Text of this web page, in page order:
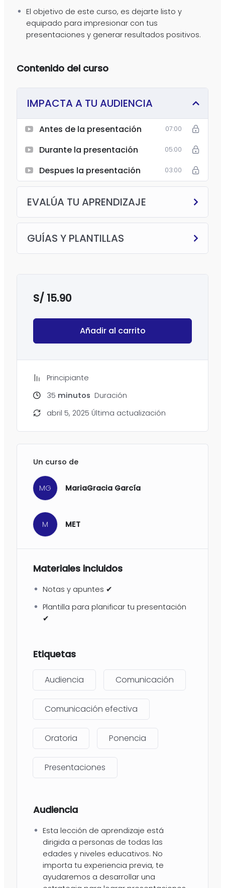
El objetivo de este curso, es dejarte listo y
equipado para impresionar con tus
presentaciones y generar resultados positivos.
Contenido del curso
IMPACTA A TU AUDIENCIA
Antes de la presentación 07:00
Durante la presentación 05:00
Despues la presentación 03:00
EVALÚA TU APRENDIZAJE
GUÍAS Y PLANTILLAS
S/ 15.90
Añadir al carrito
Principiante
35 minutos Duración
abril 5, 2025 Última actualización
Un curso de
MG MariaGracia García
M MET
Materiales incluidos
Notas y apuntes ✔
Plantilla para planificar tu presentación
✔
Etiquetas
Audiencia Comunicación
Comunicación efectiva
Oratoria Ponencia
Presentaciones
Audiencia
Esta lección de aprendizaje está
dirigida a personas de todas las
edades y niveles educativos. No
importa tu experiencia previa, te
ayudaremos a desarrollar una